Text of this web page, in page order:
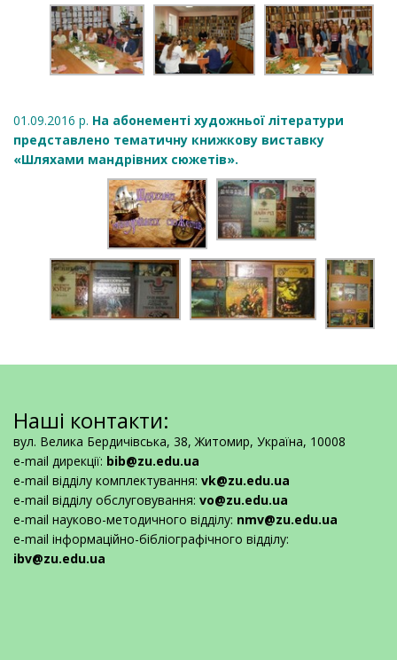
01.09.2016 р. На абонементі художньої літератури
представлено тематичну книжкову виставку
«Шляхами мандрівних сюжетів».
Наші контакти:
вул. Велика Бердичівська, 38, Житомир, Україна, 10008
e-mail дирекції: bib@zu.edu.ua
e-mail відділу комплектування: vk@zu.edu.ua
e-mail відділу обслуговування: vo@zu.edu.ua
e-mail науково-методичного відділу: nmv@zu.edu.ua
e-mail інформаційно-бібліографічного відділу:
ibv@zu.edu.ua